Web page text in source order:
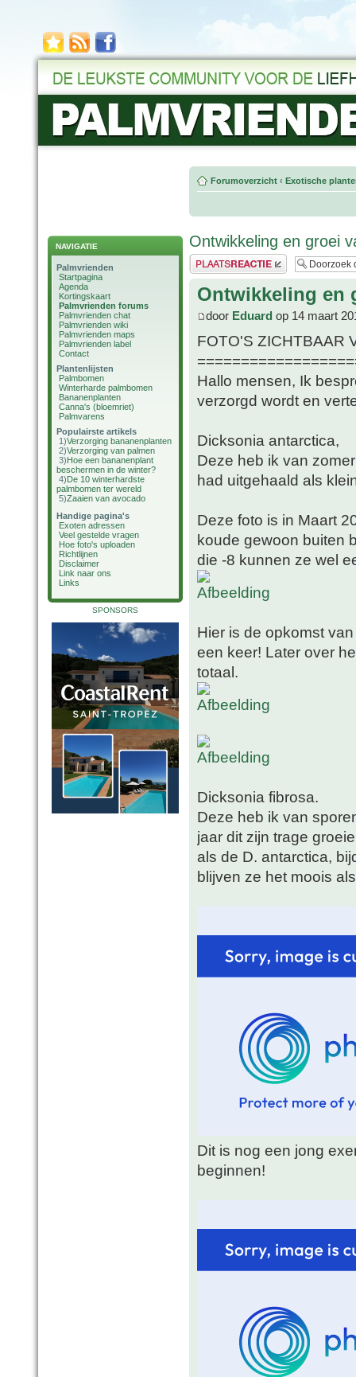
NAVIGATIE
Palmvrienden
Startpagina
Agenda
Kortingskaart
Palmvrienden forums
Palmvrienden chat
Palmvrienden wiki
Palmvrienden maps
Palmvrienden label
Contact
Plantenlijsten
Palmbomen
Winterharde palmbomen
Bananenplanten
Canna's (bloemriet)
Palmvarens
Populairste artikels
1)Verzorging bananenplanten
2)Verzorging van palmen
3)Hoe een bananenplant
beschermen in de winter?
4)De 10 winterhardste
palmbomen ter wereld
5)Zaaien van avocado
Handige pagina's
Exoten adressen
Veel gestelde vragen
Hoe foto's uploaden
Richtlijnen
Disclaimer
Link naar ons
Links
SPONSORS
Forumoverzicht ‹ Exotische
Ontwikkeling en groei
Plaats een reactie
Ontwikkeling en
door Eduard op 14 maart
FOTO'S ZICHTBAAR
Hallo mensen, Ik
verzorgd wordt en
Dicksonia antarctica,
Deze heb ik van
had uitgehaald als
Deze foto is in Maart
koude gewoon buiten
die -8 kunnen ze wel
Hier is de opkomst
een keer! Later over
totaal.
Dicksonia fibrosa.
Deze heb ik van
jaar dit zijn trage
als de D. antarctica,
blijven ze het moois
Dit is nog een jong
beginnen!